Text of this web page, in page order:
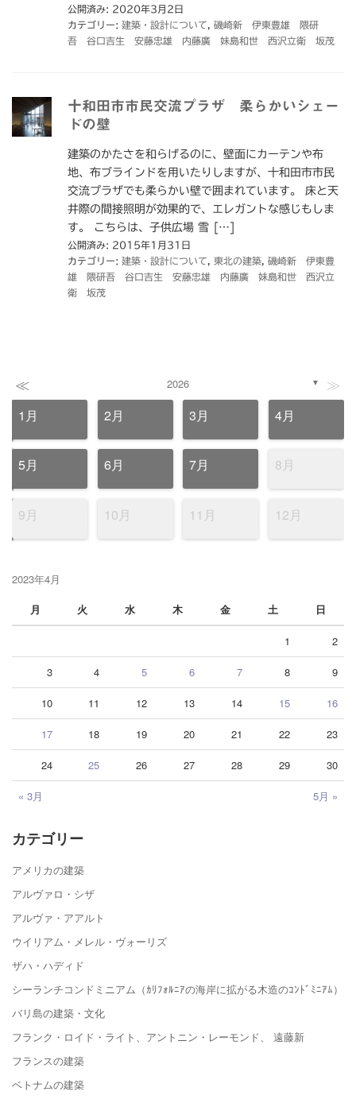
公開済み: 2020年3月2日
カテゴリー: 建築・設計について
磯崎新 伊東豊雄 隈研
吾 谷口吉生 安藤忠雄 内藤廣 妹島和世 西沢立衛 坂茂
十和田市市民交流プラザ 柔らかいシェー
ドの壁
建築のかたさを和らげるのに、壁面にカーテンや布
地、布ブラインドを用いたりしますが、十和田市市民
交流プラザでも柔らかい壁で囲まれています。 床と天
井際の間接照明が効果的で、エレガントな感じもしま
す。 こちらは、子供広場 雪 […]
公開済み: 2015年1月31日
カテゴリー: 建築・設計について 東北の建築
磯崎新 伊東豊
雄 隈研吾 谷口吉生 安藤忠雄 内藤廣 妹島和世 西沢立
衛 坂茂
≪ 2026 ▼ ≫
1月 2月 3月 4月
5月 6月 7月 8月
9月 10月 11月 12月
2023年4月
月
火 水 木 金 土 日
« 3月 5月 »
1 2
3 4 5 6 7 8 9
10 11 12 13 14 15 16
17 18 19 20 21 22 23
24 25 26 27 28 29 30
カテゴリー
アメリカの建築
アルヴァロ・シザ
アルヴァ・アアルト
ウイリアム・メレル・ヴォーリズ
ザハ・ハディド
シーランチコンドミニアム（ｶﾘﾌｫﾙﾆｱの海岸に拡がる木造のｺﾝﾄﾞﾐﾆｱﾑ）
バリ島の建築・文化
フランク・ロイド・ライト、アントニン・レーモンド、 遠藤新
フランスの建築
ベトナムの建築